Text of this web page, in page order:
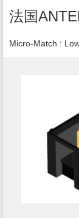
法国
Micro-Match :